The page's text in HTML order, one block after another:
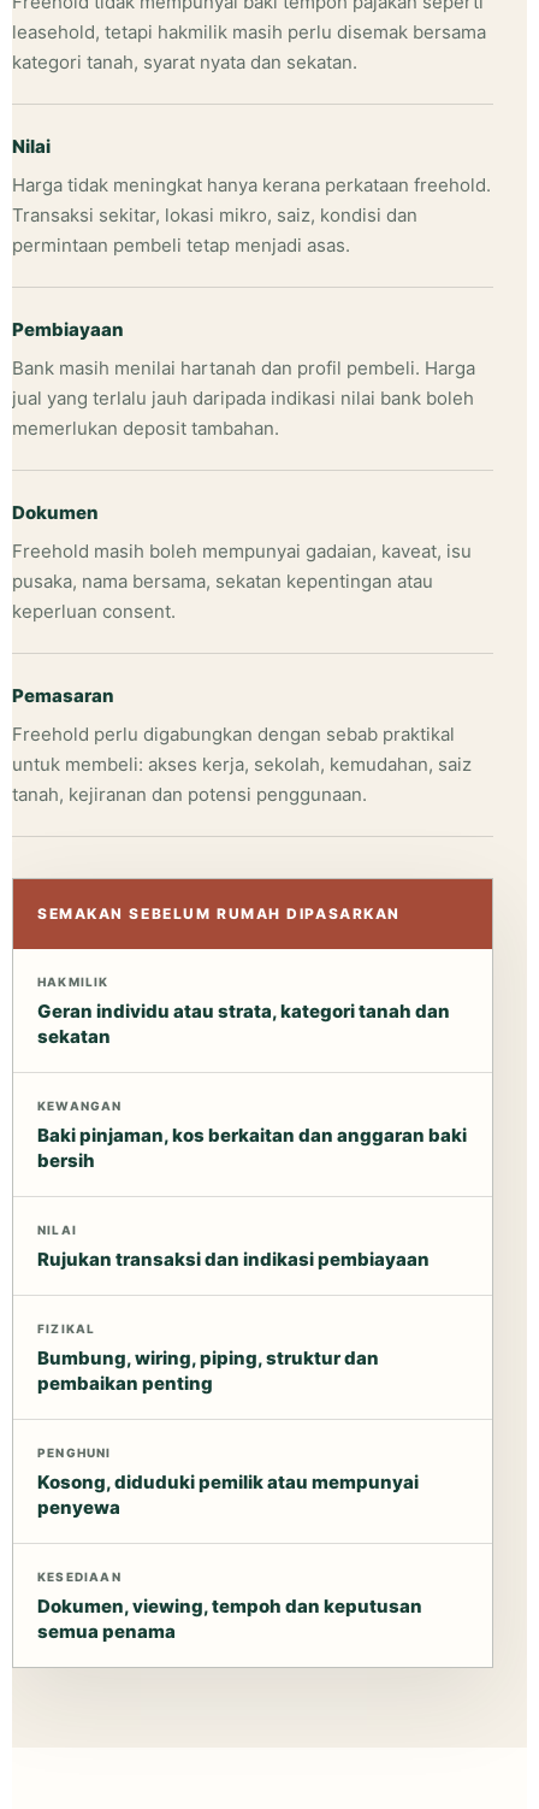
leasehold, tetapi hakmilik masih perlu disemak bersama
kategori tanah, syarat nyata dan sekatan.
Nilai
Harga tidak meningkat hanya kerana perkataan freehold.
Transaksi sekitar, lokasi mikro, saiz, kondisi dan
permintaan pembeli tetap menjadi asas.
Pembiayaan
Bank masih menilai hartanah dan profil pembeli. Harga
jual yang terlalu jauh daripada indikasi nilai bank boleh
memerlukan deposit tambahan.
Dokumen
Freehold masih boleh mempunyai gadaian, kaveat, isu
pusaka, nama bersama, sekatan kepentingan atau
keperluan consent.
Pemasaran
Freehold perlu digabungkan dengan sebab praktikal
untuk membeli: akses kerja, sekolah, kemudahan, saiz
tanah, kejiranan dan potensi penggunaan.
SEMAKAN SEBELUM RUMAH DIPASARKAN
HAKMILIK
Geran individu atau strata, kategori tanah dan
sekatan
KEWANGAN
Baki pinjaman, kos berkaitan dan anggaran baki
bersih
NILAI
Rujukan transaksi dan indikasi pembiayaan
FIZIKAL
Bumbung, wiring, piping, struktur dan
pembaikan penting
PENGHUNI
Kosong, diduduki pemilik atau mempunyai
penyewa
KESEDIAAN
Dokumen, viewing, tempoh dan keputusan
semua penama